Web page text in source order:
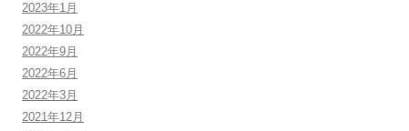
2023年1月
2022年10月
2022年9月
2022年6月
2022年3月
2021年12月